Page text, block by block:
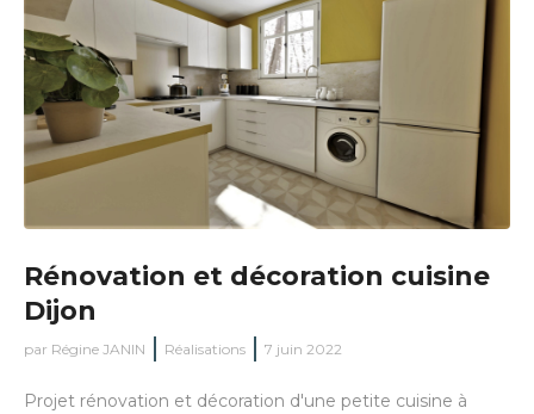
Rénovation et décoration cuisine
Dijon
par Régine JANIN Réalisations 7 juin 2022
Projet rénovation et décoration d'une petite cuisine à